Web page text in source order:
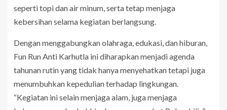
seperti topi dan air minum, serta tetap menjaga
kebersihan selama kegiatan berlangsung.
Dengan menggabungkan olahraga, edukasi, dan hiburan,
Fun Run Anti Karhutla ini diharapkan menjadi agenda
tahunan rutin yang tidak hanya menyehatkan tetapi juga
menumbuhkan kepedulian terhadap lingkungan.
“Kegiatan ini selain menjaga alam, juga menjaga